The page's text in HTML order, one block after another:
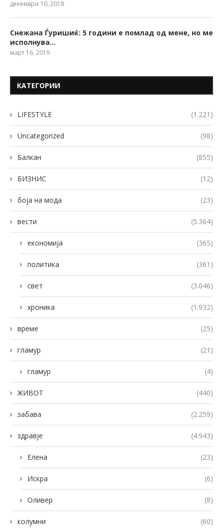
декември 10, 2018
Снежана Ѓуришиќ: 5 години е помлад од мене, но ме
исполнува…
март 16, 2019
КАТЕГОРИИ
LIFESTYLE (1.221)
Uncategorized (98)
Балкан (855)
БИЗНИС (12)
боја на мода (23)
вести (5.364)
економија (365)
политика (361)
свет (3.046)
хроника (1.932)
време (25)
гламур (21)
гламур (4)
ЖИВОТ (440)
забава (2.259)
здравје (4.943)
Елена (23)
Искра (6)
Оливер (8)
колумни (60)